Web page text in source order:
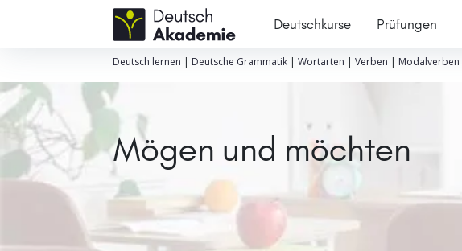
Deutschkurse Prüfungen
Deutsch lernen | Deutsche Grammatik| Wortarten | Verben | Modalverben
Mögen und möchten